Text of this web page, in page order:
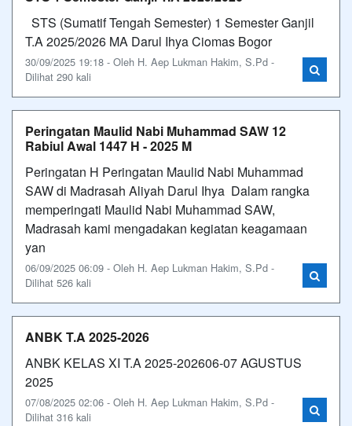
STS (Sumatif Tengah Semester) 1 Semester Ganjil
T.A 2025/2026 MA Darul Ihya Ciomas Bogor
30/09/2025 19:18 - Oleh H. Aep Lukman Hakim, S.Pd -
Dilihat 290 kali
Peringatan Maulid Nabi Muhammad SAW 12
Rabiul Awal 1447 H - 2025 M
Peringatan H Peringatan Maulid Nabi Muhammad
SAW di Madrasah Aliyah Darul Ihya Dalam rangka
memperingati Maulid Nabi Muhammad SAW,
Madrasah kami mengadakan kegiatan keagamaan
yan
06/09/2025 06:09 - Oleh H. Aep Lukman Hakim, S.Pd -
Dilihat 526 kali
ANBK T.A 2025-2026
ANBK KELAS XI T.A 2025-202606-07 AGUSTUS
2025
07/08/2025 02:06 - Oleh H. Aep Lukman Hakim, S.Pd -
Dilihat 316 kali